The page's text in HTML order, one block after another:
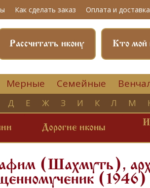
Как сделать заказ Оплата и доставка
Кто мой
Рассчитать икону
Мерные Семейные
Д Е Ж З И К Л М
Дорогие иконы
(Шахмуть),
(1946)